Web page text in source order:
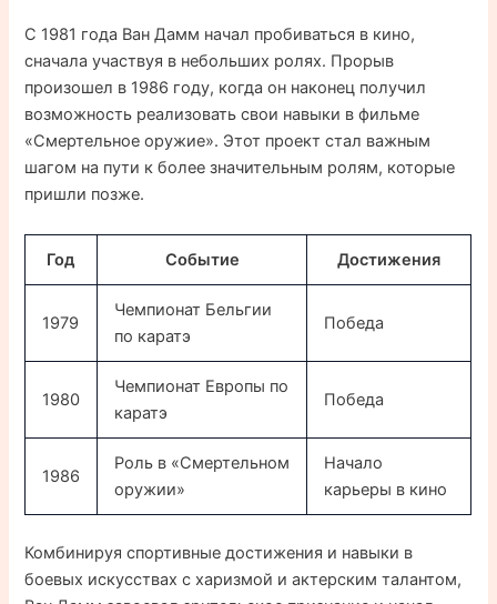
С 1981 года Ван Дамм начал пробиваться в кино,
сначала участвуя в небольших ролях. Прорыв
произошел в 1986 году, когда он наконец получил
возможность реализовать свои навыки в фильме
«Смертельное оружие». Этот проект стал важным
шагом на пути к более значительным ролям, которые
пришли позже.
Год Событие Достижения
1979
Чемпионат Бельгии
по каратэ
Победа
1980
Чемпионат Европы по
каратэ
Победа
1986
Роль в «Смертельном
оружии»
Начало
карьеры в кино
Комбинируя спортивные достижения и навыки в
боевых искусствах с харизмой и актерским талантом,